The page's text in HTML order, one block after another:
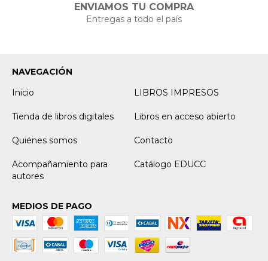
ENVIAMOS TU COMPRA
Entregas a todo el país
NAVEGACIÓN
Inicio
LIBROS IMPRESOS
Tienda de libros digitales Libros en acceso abierto
Quiénes somos Contacto
Acompañamiento para
autores
Catálogo EDUCC
MEDIOS DE PAGO